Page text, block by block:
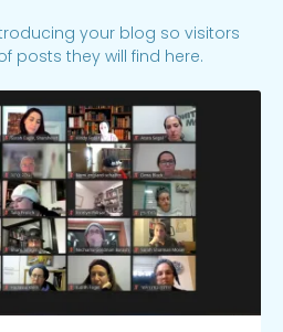
your blog so visitors
posts they will find here.